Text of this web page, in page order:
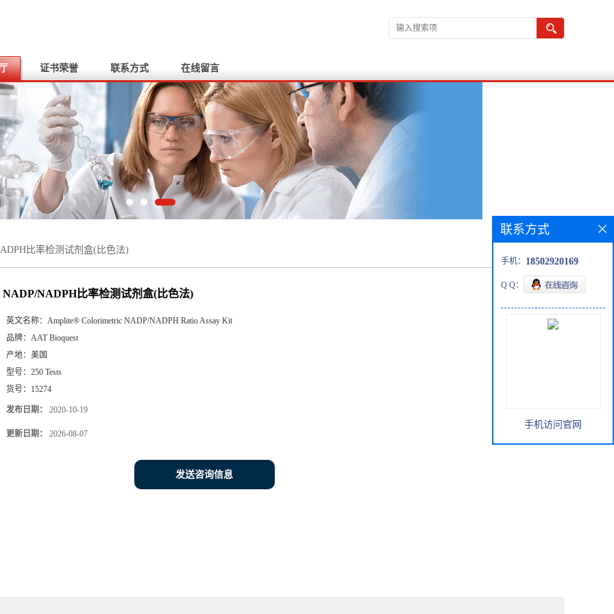
证书荣誉 联系方式 在线留言
比率检测试剂盒(比色法)
NADP/NADPH比率检测试剂盒(比色法)
英文名称： Amplite® Colorimetric NADP/NADPH Ratio Assay Kit
品牌： AAT Bioquest
产地： 美国
型号： 250 Tests
货号： 15274
发布日期： 2020-10-19
更新日期： 2026-08-07
发送咨询信息
联系方式
手机： 18502920169
Q Q：
手机访问官网